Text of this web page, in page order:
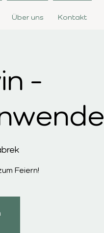
Über uns Kontakt
-
Feiern!